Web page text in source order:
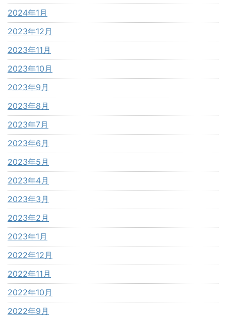
2024年1月
2023年12月
2023年11月
2023年10月
2023年9月
2023年8月
2023年7月
2023年6月
2023年5月
2023年4月
2023年3月
2023年2月
2023年1月
2022年12月
2022年11月
2022年10月
2022年9月